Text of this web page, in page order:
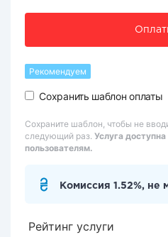
Рекомендуем
Сохранить шаблон оплаты
Сохраните шаблон, чтобы не
следующий раз. Услуга
пользователям.
Комиссия 1.52%, не
Рейтинг услуги